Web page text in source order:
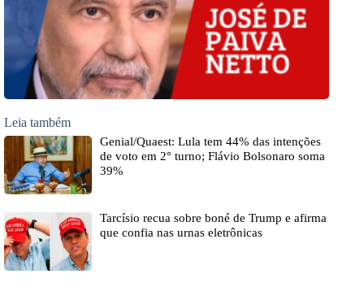
Leia também
Genial/Quaest: Lula tem 44% das intenções
de voto em 2° turno; Flávio Bolsonaro soma
39%
Tarcísio recua sobre boné de Trump e afirma
que confia nas urnas eletrônicas